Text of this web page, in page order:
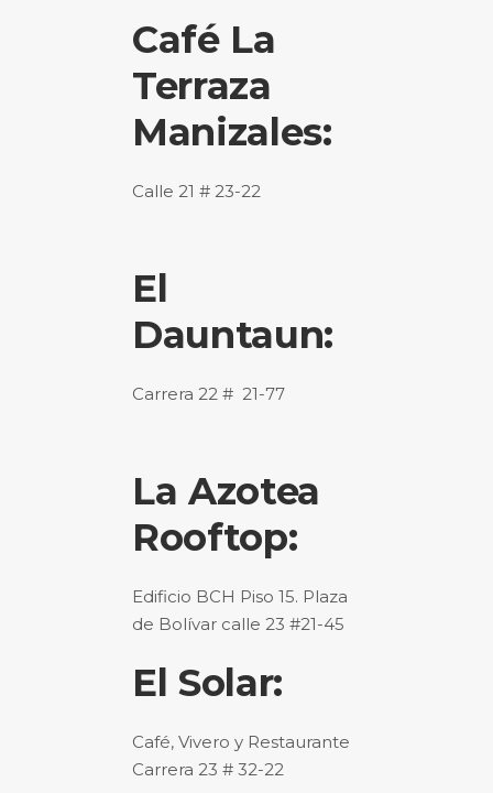
Café La
Terraza
Manizales:
Calle 21 # 23-22
El
Dauntaun:
Carrera 22 # 21-77
La Azotea
Rooftop:
Edificio BCH Piso 15. Plaza
de Bolívar calle 23 #21-45
El Solar:
Café, Vivero y Restaurante
Carrera 23 # 32-22